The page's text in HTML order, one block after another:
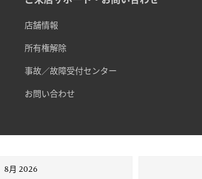
店舗情報
所有権解除
事故／故障受付センター
お問い合わせ
8月 2026